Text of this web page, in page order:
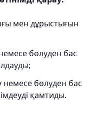
мен дұрыстығын
бөлуден бас
бөлуден бас
қамтиды.